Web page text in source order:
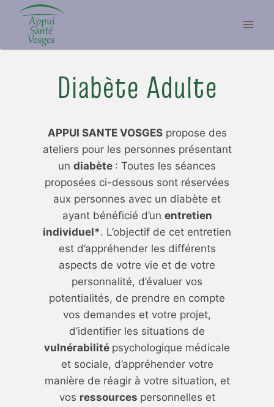
Aller
contenu
Diabète Adulte
APPUI SANTE VOSGESpropose des
ateliers pour les personnes présentant
un diabète : Toutes les séances
proposées ci-dessous sont réservées
aux personnes avec un diabète et
ayant bénéficié d’un entretien
individuel*. L’objectif de cet entretien
est d’appréhender les différents
aspects de votre vie et de votre
personnalité, d’évaluer vos
potentialités, de prendre en compte
vos demandes et votre projet,
d’identifier les situations de
vulnérabilité psychologique médicale
et sociale, d’appréhender votre
manière de réagir à votre situation, et
vos ressources personnelles et